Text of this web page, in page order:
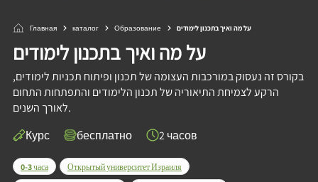
Главная каталог Образование על מה ואיך בתכנון לימודים
על מה ואיך בתכנון לימודים
בקורס זה נעסוק במורכבות העצומה של תכנון ופיתוח תכניות לימודים,
הרקע לצמיחת התיאוריה של תכנון הלימודים והתפתחות התחום
לאורך השנים.
Курс
бесплатно 2 часов
0-3 часа
Открытый университет Израиля